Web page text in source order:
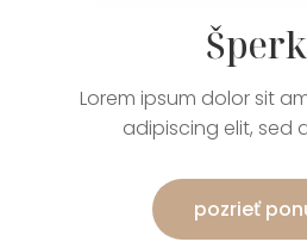
Lorem ipsum dolor sit
adipiscing elit, sed
pozrieť